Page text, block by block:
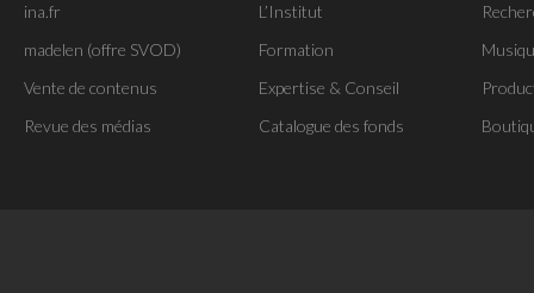
ina.fr
madelen (offre SVOD)
Vente de contenus
Revue des médias
L’Institut
Formation
Expertise & Conseil
Catalogue des fonds